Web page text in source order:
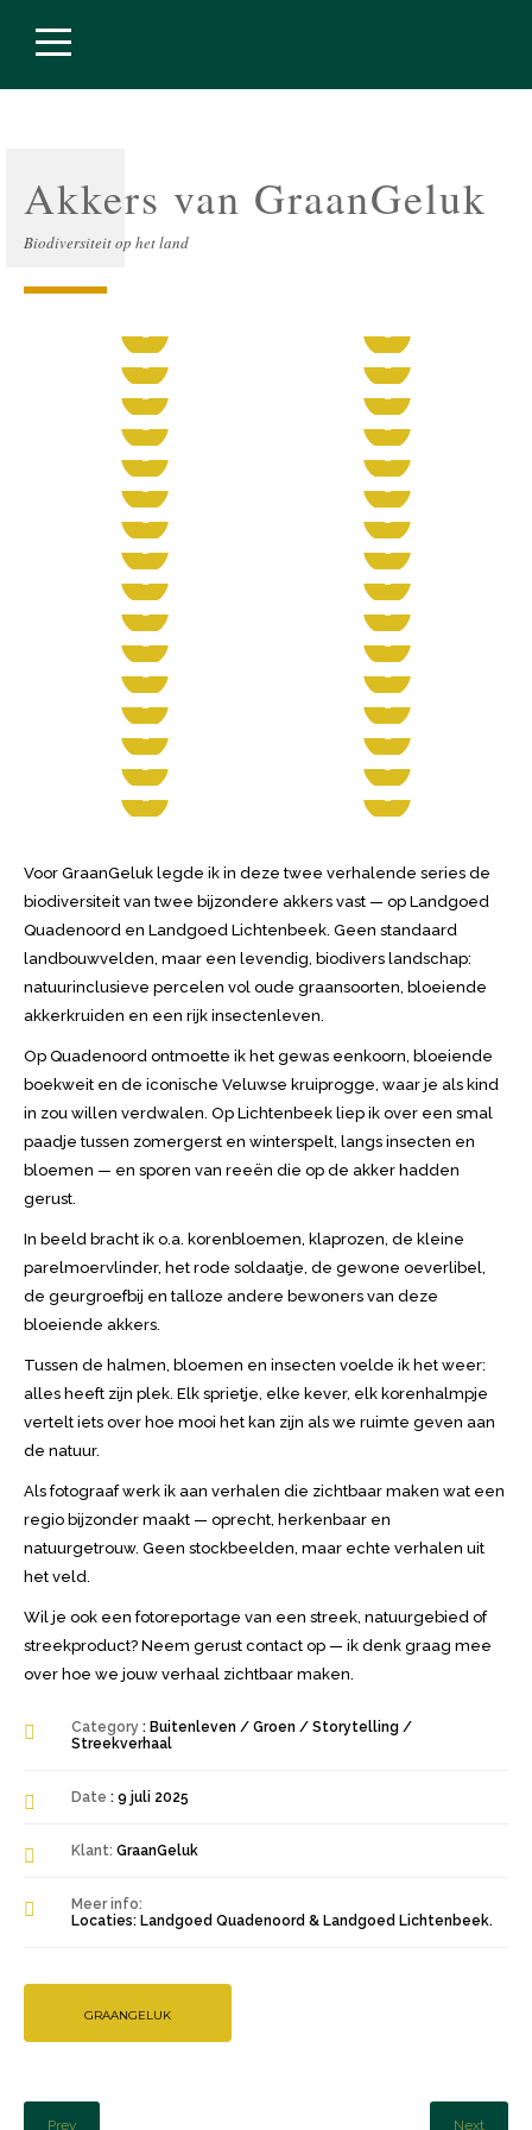
Akkers van GraanGeluk
Biodiversiteit op het land
Voor GraanGeluk legde ik in deze twee verhalende series de
biodiversiteit van twee bijzondere akkers vast — op Landgoed
Quadenoord en Landgoed Lichtenbeek. Geen standaard
landbouwvelden, maar een levendig, biodivers landschap:
natuurinclusieve percelen vol oude graansoorten, bloeiende
akkerkruiden en een rijk insectenleven.
Op Quadenoord ontmoette ik het gewas eenkoorn, bloeiende
boekweit en de iconische Veluwse kruiprogge, waar je als kind
in zou willen verdwalen. Op Lichtenbeek liep ik over een smal
paadje tussen zomergerst en winterspelt, langs insecten en
bloemen — en sporen van reeën die op de akker hadden
gerust.
In beeld bracht ik o.a. korenbloemen, klaprozen, de kleine
parelmoervlinder, het rode soldaatje, de gewone oeverlibel,
de geurgroefbij en talloze andere bewoners van deze
bloeiende akkers.
Tussen de halmen, bloemen en insecten voelde ik het weer:
alles heeft zijn plek. Elk sprietje, elke kever, elk korenhalmpje
vertelt iets over hoe mooi het kan zijn als we ruimte geven aan
de natuur.
Als fotograaf werk ik aan verhalen die zichtbaar maken wat een
regio bijzonder maakt — oprecht, herkenbaar en
natuurgetrouw. Geen stockbeelden, maar echte verhalen uit
het veld.
Wil je ook een fotoreportage van een streek, natuurgebied of
streekproduct? Neem gerust contact op — ik denk graag mee
over hoe we jouw verhaal zichtbaar maken.
Category : Buitenleven / Groen / Storytelling /
Streekverhaal
Date : 9 juli 2025
Klant: GraanGeluk
Meer info:
Locaties: Landgoed Quadenoord & Landgoed Lichtenbeek.
GRAANGELUK
Prev Next